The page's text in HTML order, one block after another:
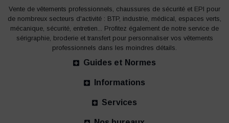
Vente de vêtements professionnels, chaussures de sécurité et EPI pour
de nombreux secteurs d'activité : BTP, industrie, médical, espaces verts,
mécanique, sécurité, entretien... Profitez également de notre service de
sérigraphie, broderie et transfert pour personnaliser vos vêtements
professionnels dans les moindres détails.
Guides et Normes
Informations
Services